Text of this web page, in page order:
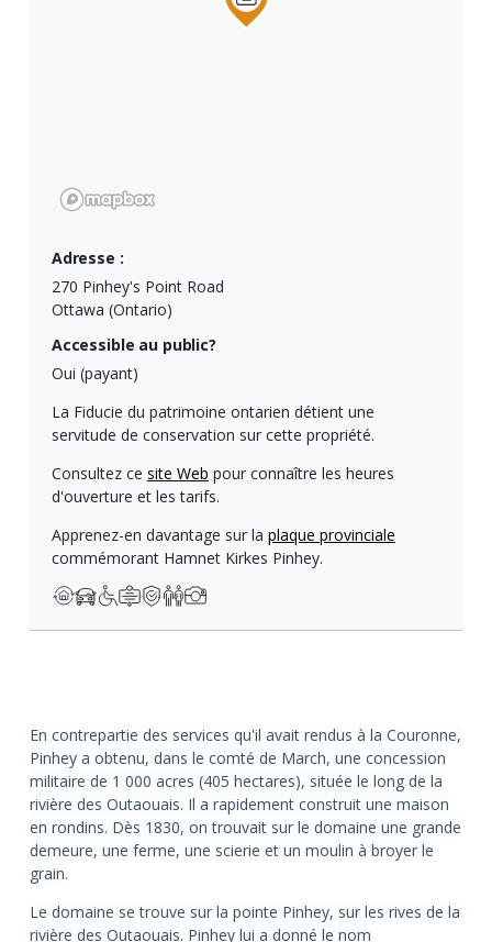
Adresse :
270 Pinhey's Point Road
Ottawa (Ontario)
Accessible au public?
Oui (payant)
La Fiducie du patrimoine ontarien détient une
servitude de conservation sur cette propriété.
Consultez ce site Web pour connaître les heures
d'ouverture et les tarifs.
Apprenez-en davantage sur la plaque provinciale
commémorant Hamnet Kirkes Pinhey.
En contrepartie des services qu'il avait rendus à la Couronne,
Pinhey a obtenu, dans le comté de March, une concession
militaire de 1 000 acres (405 hectares), située le long de la
rivière des Outaouais. Il a rapidement construit une maison
en rondins. Dès 1830, on trouvait sur le domaine une grande
demeure, une ferme, une scierie et un moulin à broyer le
grain.
Le domaine se trouve sur la pointe Pinhey, sur les rives de la
rivière des Outaouais. Pinhey lui a donné le nom